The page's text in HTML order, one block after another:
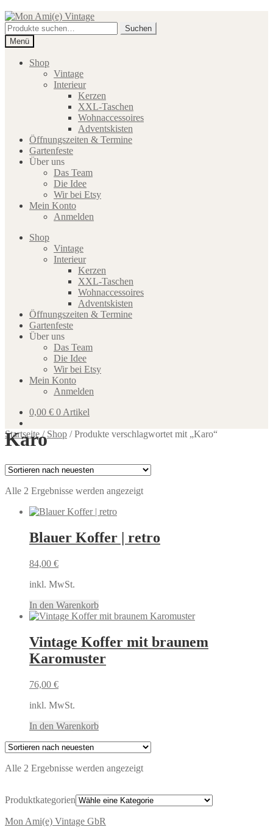
Zur
Navigation
springen
Zum
Inhalt
springen
Suche
nach:
Suchen
Menü
Shop
Vintage
Interieur
Kerzen
XXL-Taschen
Wohnaccessoires
Adventskisten
Öffnungszeiten & Termine
Gartenfeste
Über uns
Das Team
Die Idee
Wir bei Etsy
Mein Konto
Anmelden
Shop
Vintage
Interieur
Kerzen
XXL-Taschen
Wohnaccessoires
Adventskisten
Öffnungszeiten & Termine
Gartenfeste
Über uns
Das Team
Die Idee
Wir bei Etsy
Mein Konto
Anmelden
0,00 € 0 Artikel
Startseite / Shop /Produkte verschlagwortet mit „Karo“
Karo
Alle 2 Ergebnisse werden angezeigtNach
Blauer Koffer | retro
84,00 €
inkl. MwSt.
In den Warenkorb
Vintage Koffer mit braunem
Karomuster
76,00 €
inkl. MwSt.
In den Warenkorb
Alle 2 Ergebnisse werden angezeigtNach
Produktkategorien
Mon Ami(e) Vintage GbR